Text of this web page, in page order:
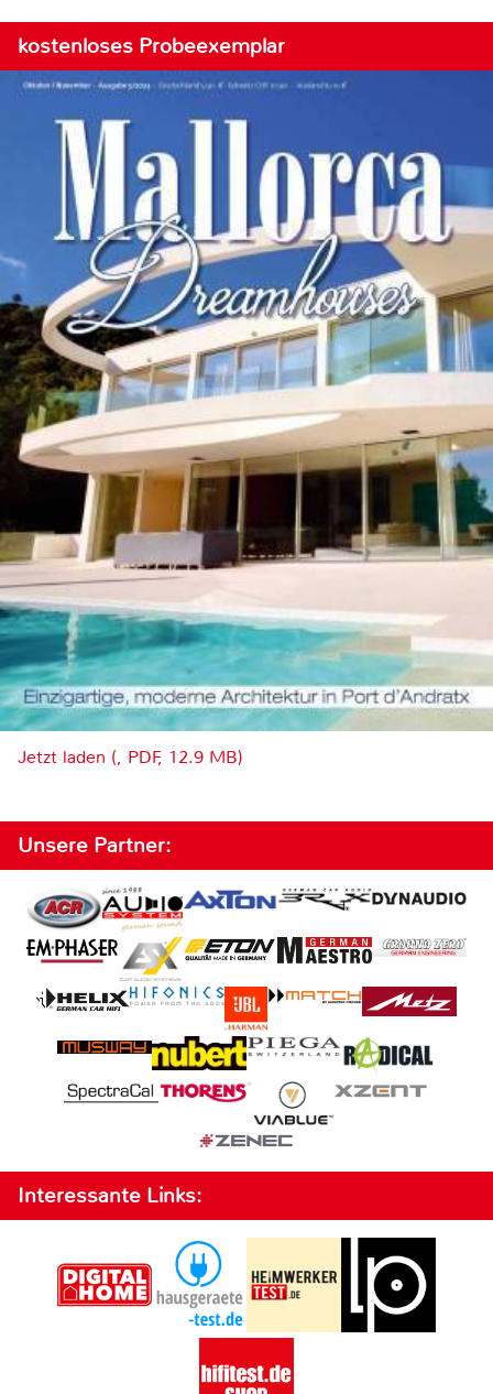
kostenloses Probeexemplar
Jetzt laden (, PDF, 12.9 MB)
Unsere Partner:
Interessante Links: